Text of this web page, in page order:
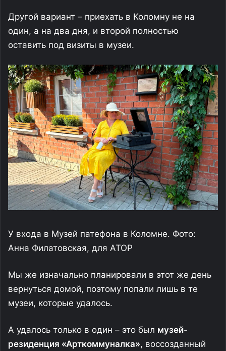
Другой вариант – приехать в Коломну не на
один, а на два дня, и второй полностью
оставить под визиты в музеи.
У входа в Музей патефона в Коломне. Фото:
Анна Филатовская, для АТОР
Мы же изначально планировали в этот же день
вернуться домой, поэтому попали лишь в те
музеи, которые удалось.
А удалось только в один – это был музей-
резиденция «Арткоммуналка», воссозданный